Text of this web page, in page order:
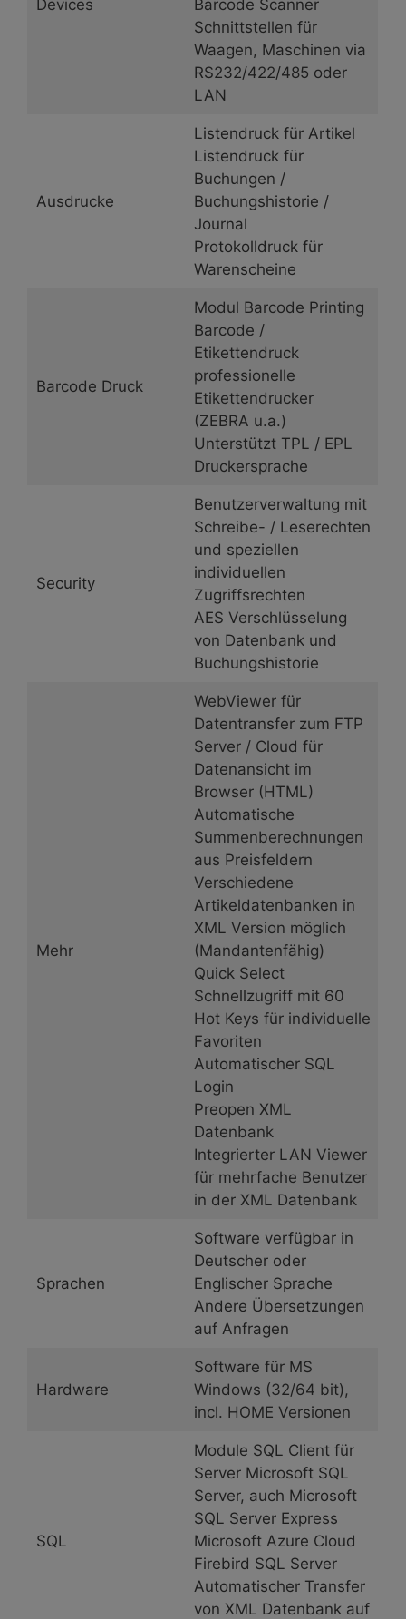
Devices
Barcode Scanner
Schnittstellen für
Waagen, Maschinen via
RS232/422/485 oder
LAN
Ausdrucke
Listendruck für Artikel
Listendruck für
Buchungen /
Buchungshistorie /
Journal
Protokolldruck für
Warenscheine
Barcode Druck
Modul Barcode Printing
Barcode /
Etikettendruck
professionelle
Etikettendrucker
(ZEBRA u.a.)
Unterstützt TPL / EPL
Druckersprache
Security
Benutzerverwaltung mit
Schreibe- / Leserechten
und speziellen
individuellen
Zugriffsrechten
AES Verschlüsselung
von Datenbank und
Buchungshistorie
Mehr
WebViewer für
Datentransfer zum FTP
Server / Cloud für
Datenansicht im
Browser (HTML)
Automatische
Summenberechnungen
aus Preisfeldern
Verschiedene
Artikeldatenbanken in
XML Version möglich
(Mandantenfähig)
Quick Select
Schnellzugriff mit 60
Hot Keys für individuelle
Favoriten
Automatischer SQL
Login
Preopen XML
Datenbank
Integrierter LAN Viewer
für mehrfache Benutzer
in der XML Datenbank
Sprachen
Software verfügbar in
Deutscher oder
Englischer Sprache
Andere Übersetzungen
auf Anfragen
Hardware
Software für MS
Windows (32/64 bit),
incl. HOME Versionen
SQL
Module SQL Client für
Server Microsoft SQL
Server, auch Microsoft
SQL Server Express
Microsoft Azure Cloud
Firebird SQL Server
Automatischer Transfer
von XML Datenbank auf